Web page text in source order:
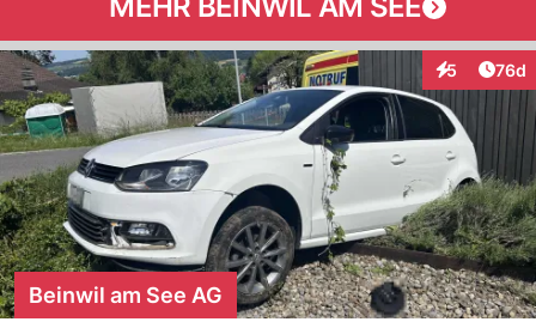
5
Interaktionen
76d
Beinwil am See AG